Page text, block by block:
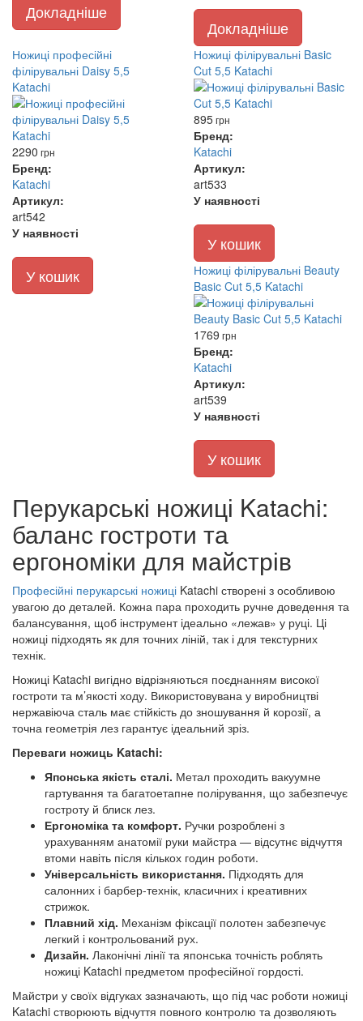
Докладніше
Докладніше
Ножиці професійні
філірувальні Daisy 5,5
Katachi
2290 грн
Бренд:
Katachi
Артикул:
art542
У наявності
У кошик
Ножиці філірувальні Basic
Cut 5,5 Katachi
895грн
Бренд:
Katachi
Артикул:
art533
У наявності
У кошик
Ножиці філірувальні Beauty
Basic Cut 5,5 Katachi
1769 грн
Бренд:
Katachi
Артикул:
art539
У наявності
У кошик
Перукарські ножиці Katachi:
баланс гостроти та
ергономіки для майстрів
Професійні перукарські ножиці Katachi створені з особливою
увагою до деталей. Кожна пара проходить ручне доведення та
балансування, щоб інструмент ідеально «лежав» у руці. Ці
ножиці підходять як для точних ліній, так і для текстурних
технік.
Ножиці Katachi вигідно відрізняються поєднанням високої
гостроти та м’якості ходу. Використовувана у виробництві
нержавіюча сталь має стійкість до зношування й корозії, а
точна геометрія лез гарантує ідеальний зріз.
Переваги ножиць Katachi:
Японська якість сталі. Метал проходить вакуумне
гартування та багатоетапне полірування, що забезпечує
гостроту й блиск лез.
Ергономіка та комфорт. Ручки розроблені з
урахуванням анатомії руки майстра — відсутнє відчуття
втоми навіть після кількох годин роботи.
Універсальність використання. Підходять для
салонних і барбер-технік, класичних і креативних
стрижок.
Плавний хід. Механізм фіксації полотен забезпечує
легкий і контрольований рух.
Дизайн. Лаконічні лінії та японська точність роблять
ножиці Katachi предметом професійної гордості.
Майстри у своїх відгуках зазначають, що під час роботи ножиці
Katachi створюють відчуття повного контролю та дозволяють